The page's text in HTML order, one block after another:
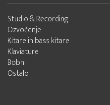
Studio & Recording
Ozvočenje
Kitare in bass kitare
Klaviature
Bobni
Ostalo